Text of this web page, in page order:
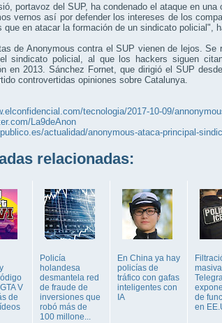
portavoz del SUP, ha condenado el ataque en una
vernos así por defender los intereses de los
que en atacar la formación de un sindicato policial",
de Anonymous contra el SUP vienen de lejos.
sindicato policial, al que los hackers siguen
en 2013. Sánchez Fornet, que dirigió el SUP
controvertidas opiniones sobre Catalunya.
tecnologia/2017-10-09/
La9deAnon
actualidad/anonymous-ataca-principal-
relacionadas:
V
de
Policía
holandesa
desmantela red
de fraude de
inversiones que
robó más de
100 millone...
En China ya hay
policías de
tráfico con gafas
inteligentes con
IA
de
en